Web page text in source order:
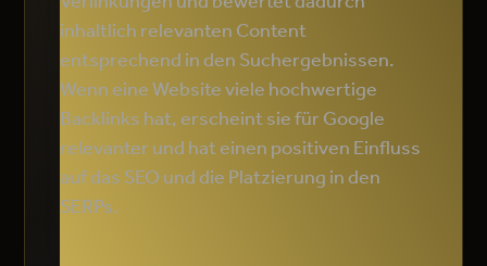
inhaltlich relevanten Content
entsprechend in den Suchergebnissen.
Wenn eine Website viele hochwertige
Backlinks hat, erscheint sie für Google
relevanter und hat einen positiven Einfluss
auf das SEO und die Platzierung in den
SERPs.